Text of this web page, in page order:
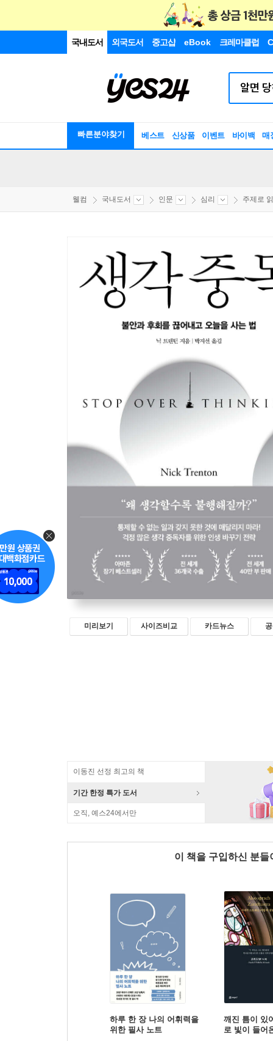
국내도서 외국도서 중고샵 eBook 크레마클럽
빠른분야찾기 베스트 신상품 이벤트 바이백 매
웰컴 국내도서 인문 심리 주제로
미리보기 사이즈비교 카드뉴스
이동진 선정 최고의 책
기간 한정 특가 도서
오직, 예스24에서만
이 책을 구입하신 분
하루 한 장 나의 어휘력을
위한 필사 노트
깨진 틈이 있
로 빛이 들어